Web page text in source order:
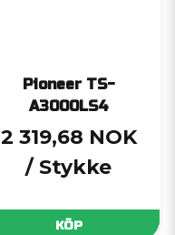
Pioneer TS-
A3000LS4
2 319,68 NOK
/ Stykke
KÖP